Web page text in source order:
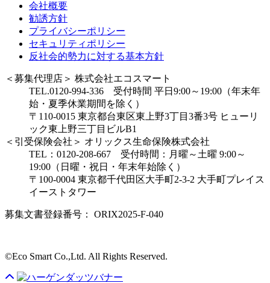
会社概要
勧誘方針
プライバシーポリシー
セキュリティポリシー
反社会的勢力に対する基本方針
＜募集代理店＞ 株式会社エコスマート
TEL.0120-994-336 受付時間 平日9:00～19:00（年末年
始・夏季休業期間を除く）
〒110-0015 東京都台東区東上野3丁目3番3号 ヒューリ
ック東上野三丁目ビルB1
＜引受保険会社＞ オリックス生命保険株式会社
TEL：0120-208-667 受付時間：月曜～土曜 9:00～
19:00（日曜・祝日・年末年始除く）
〒100-0004 東京都千代田区大手町2-3-2 大手町プレイス
イーストタワー
募集文書登録番号： ORIX2025-F-040
©Eco Smart Co.,Ltd. All Rights Reserved.